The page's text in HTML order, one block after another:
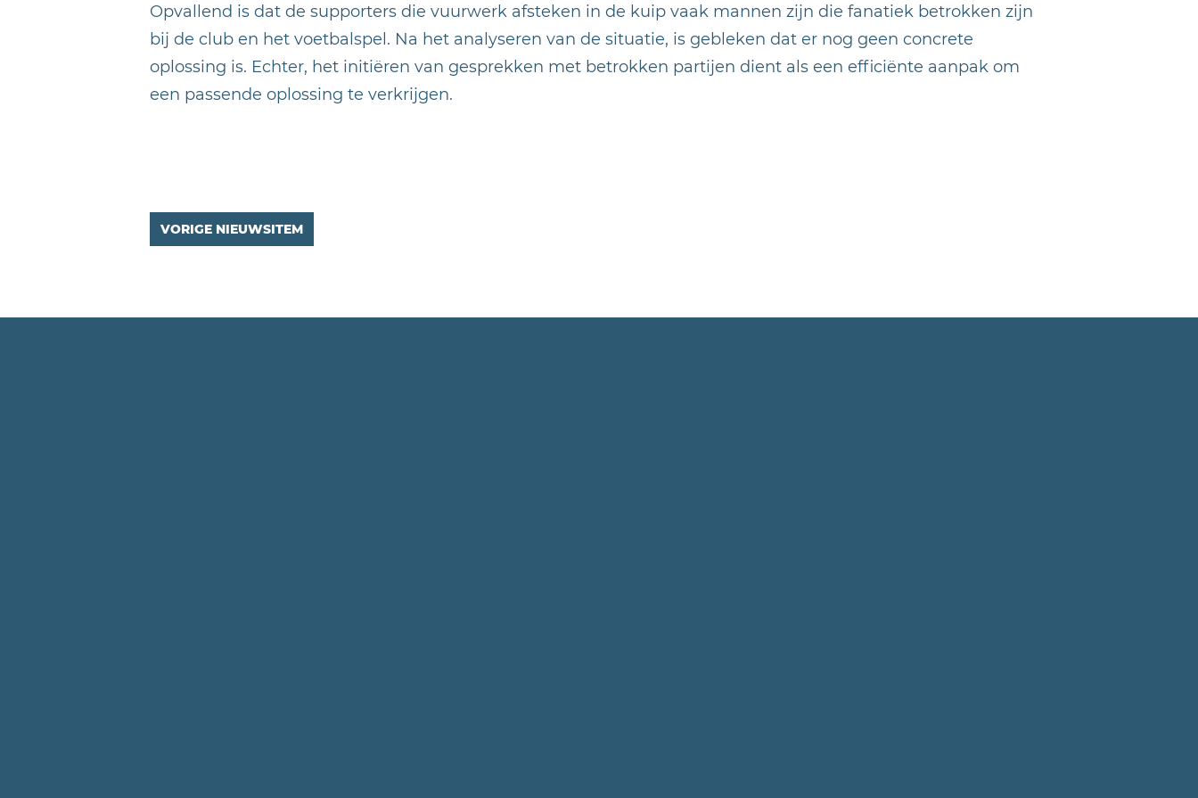
Opvallend is dat de supporters die vuurwerk afsteken in de kuip vaak mannen zijn die fanatiek betrokken zijn
bij de club en het voetbalspel. Na het analyseren van de situatie, is gebleken dat er nog geen concrete
oplossing is. Echter, het initiëren van gesprekken met betrokken partijen dient als een efficiënte aanpak om
een passende oplossing te verkrijgen.
VORIGE NIEUWSITEM